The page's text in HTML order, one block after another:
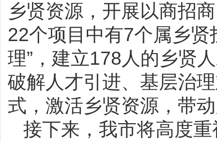
乡贤资源，开展以商招
22个项目中有7个属乡贤
理”，建立178人的乡贤
破解人才引进、基层治
式，激活乡贤资源，带
接下来，我市将高度